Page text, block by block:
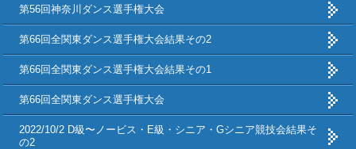
第56回神奈川ダンス選手権大会
第66回全関東ダンス選手権大会結果その2
第66回全関東ダンス選手権大会結果その1
第66回全関東ダンス選手権大会
2022/10/2 D級〜ノービス・E級・シニア・Gシニア競技会結果そ
の2